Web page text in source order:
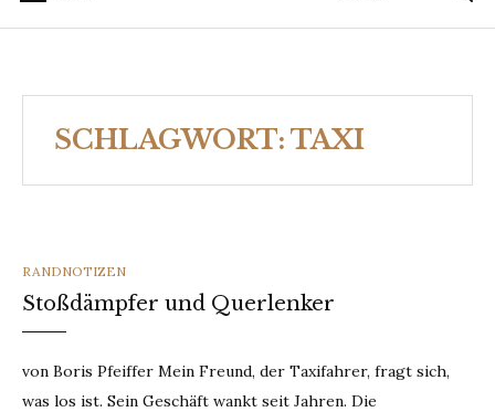
for:
SCHLAGWORT: TAXI
CATEGORIES
RANDNOTIZEN
Stoßdämpfer und Querlenker
von Boris Pfeiffer Mein Freund, der Taxifahrer, fragt sich,
was los ist. Sein Geschäft wankt seit Jahren. Die